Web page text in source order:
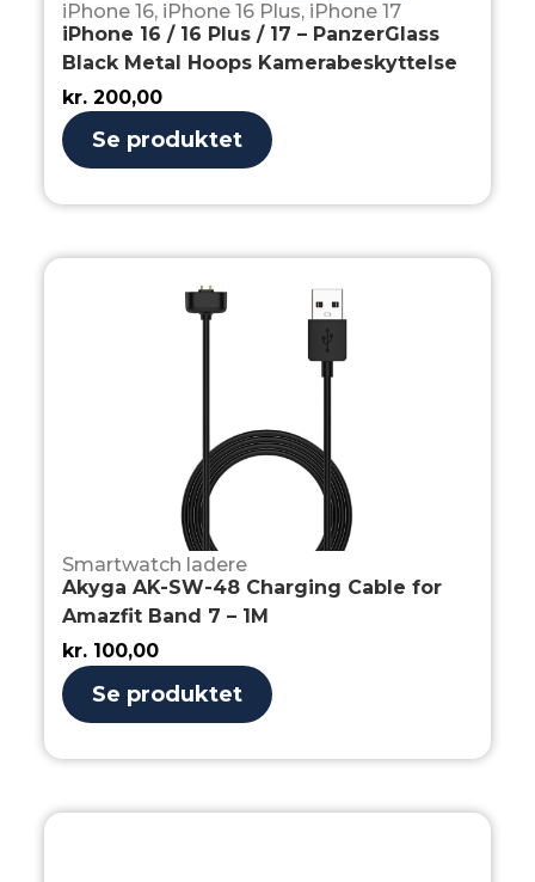
iPhone 16, iPhone 16 Plus, iPhone 17
iPhone 16 / 16 Plus / 17 – PanzerGlass
Black Metal Hoops Kamerabeskyttelse
kr. 200,00
Se produktet
Smartwatch ladere
Akyga AK-SW-48 Charging Cable for
Amazfit Band 7 – 1M
kr. 100,00
Se produktet